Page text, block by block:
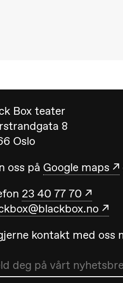
Box teater
8
Oslo
oss på Google maps
23 40 77 70
kontakt med oss